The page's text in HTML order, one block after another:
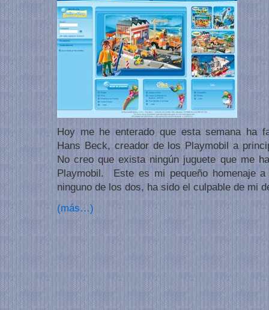
Hoy me he enterado que esta semana ha
Hans Beck, creador de los Playmobil a
No creo que exista ningún juguete que me
Playmobil. Este es mi pequeño homenaje
ninguno de los dos, ha sido el culpable de mi
(más…)